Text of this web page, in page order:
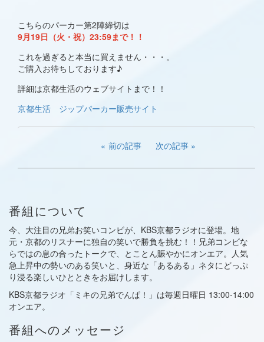
こちらのパーカー第2陣締切は
9月19日（火・祝）23:59まで！！
これを過ぎると本当に買えません・・・。
ご購入お待ちしております♪
詳細は京都生活のウェブサイトまで！！
京都生活 ジップパーカー販売サイト
前の記事 次の記事
番組について
今、大注目の兄弟お笑いコンビが、KBS京都ラジオに登場。地
元・京都のリスナーに独自の笑いで勝負を挑む！！兄弟コンビな
らではの息の合ったトークで、とことん賑やかにオンエア。人気
急上昇中の勢いのある笑いと、身近な「あるある」ネタにどっぷ
り浸る楽しいひとときをお届けします。
KBS京都ラジオ「ミキの兄弟でんぱ！」は毎週日曜日 13:00-14:00
オンエア。
番組へのメッセージ